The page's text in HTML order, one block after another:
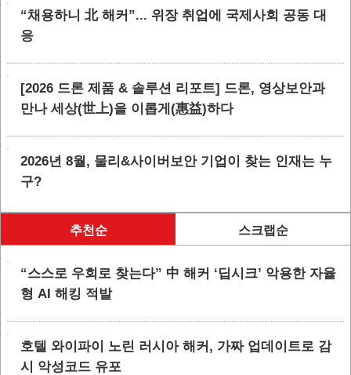
“채용하니 北 해커”... 위장 취업에 국제사회 공동 대
응
[2026 드론 제품 & 솔루션 리포트] 드론, 영상보안과
만나 세상(世上)을 이롭게(惠益)하다
2026년 8월, 물리&사이버보안 기업이 찾는 인재는 누
구?
추천순 스크랩순
“스스로 우회로 찾는다” 中 해커 ‘딥시크’ 악용한 자율
형 AI 해킹 적발
호텔 와이파이 노린 러시아 해커, 가짜 업데이트로 감
시 악성코드 유포